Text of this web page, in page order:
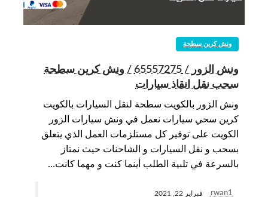
ونش كرين سطحة
ونش الزور / 65557275 / ونش كرين سطحة
سحب نقل انقاذ سيارات
ونش الزور بالكويت سطحة لنقل السيارات بالكويت
كرين سحي سيارات نعمل في ونش سيارات الزور
الكويت على توفير كل مستلزمات العمل الذي يتعلق
بسحب و نقل السيارات و الشاحنات حيث نمتاز
بالسرعة في تلبية الطلب أينما كنت و مهما كانت…
rwan1 فبراير 22, 2021